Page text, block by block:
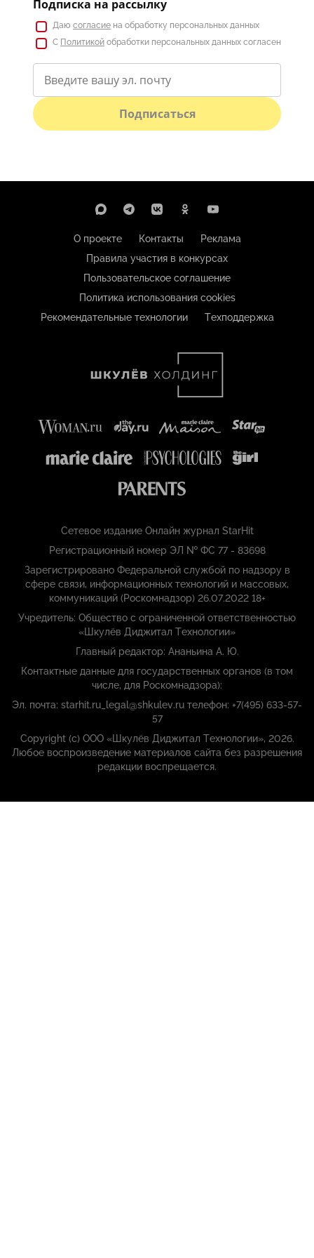
Подписка на рассылку
Даю согласие на обработку персональных данных
С Политикой обработки персональных данных согласен
Подписаться
О проекте Контакты
Реклама
Правила участия в конкурсах
Пользовательское соглашение
Политика использования cookies
Рекомендательные технологии
Техподдержка
Сетевое издание Онлайн журнал StarHit
Регистрационный номер ЭЛ № ФС 77 - 83698
Зарегистрировано Федеральной службой по надзору в
сфере связи, информационных технологий и массовых,
коммуникаций (Роскомнадзор) 26.07.2022 18+
Учредитель: Общество с ограниченной ответственностью
«Шкулёв Диджитал Технологии»
Главный редактор: Ананьина А. Ю.
Контактные данные для государственных органов (в том
числе, для Роскомнадзора):
Эл. почта: starhit.ru_legal@shkulev.ru телефон: +7(495) 633-57-
57
Copyright (с) ООО «Шкулёв Диджитал Технологии», 2026.
Любое воспроизведение материалов сайта без разрешения
редакции воспрещается.